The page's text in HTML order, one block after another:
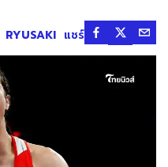
RYUSAKI แชร์